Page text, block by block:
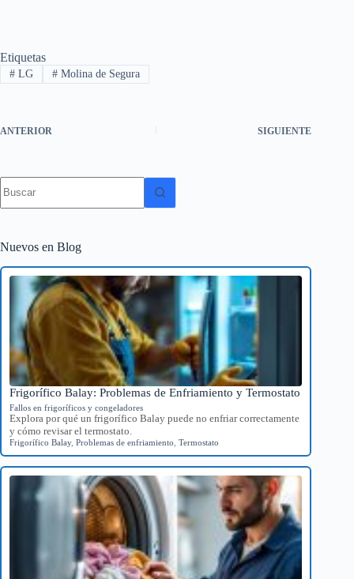
Etiquetas
#LG #Molina de Segura
ANTERIOR SIGUIENTE
resultados
Nuevos en Blog
Frigorífico Balay: Problemas de Enfriamiento y Termostato
Fallos en frigoríficos y congeladores
Explora por qué un frigorífico Balay puede no enfriar correctamente
y cómo revisar el termostato.
Frigorífico Balay, Problemas de enfriamiento Termostato